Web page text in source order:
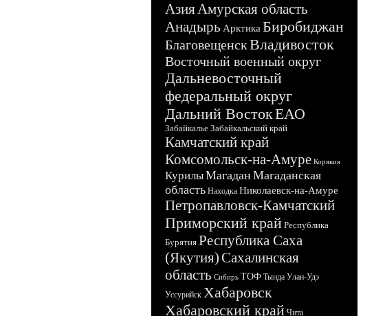
АзияАмурская область
Анадырь Арктика Биробиджан
БлаговещенскВладивосток
Восточный военный округ
Дальневосточный
федеральный округ
Дальний ВостокЕАО
Забайкалье Забайкальский край
Камчатский край
Комсомольск-на-Амуре Корякия
КурилыМагадан Магаданская
область Находка Николаевск-на-Амуре
Петропавловск-Камчатский
Приморский край Республика
Бурятия Республика Саха
(Якутия)Сахалинская
область Сибирь ТОФ Тында Улан-Удэ
Уссурийск Хабаровск
Хабаровский край Чита